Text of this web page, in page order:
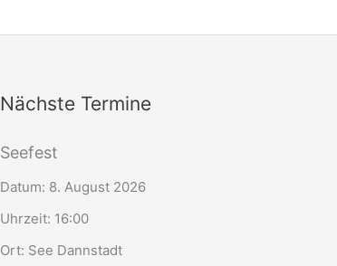
Nächste Termine
Seefest
Datum: 8. August 2026
Uhrzeit: 16:00
Ort: See Dannstadt